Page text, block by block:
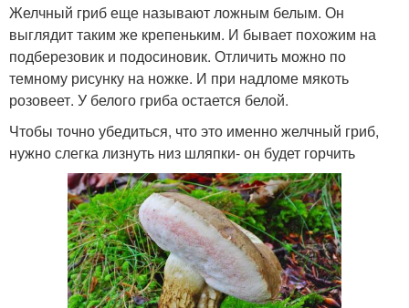
Желчный гриб еще называют ложным белым. Он
выглядит таким же крепеньким. И бывает похожим на
подберезовик и подосиновик. Отличить можно по
темному рисунку на ножке. И при надломе мякоть
розовеет. У белого гриба остается белой.
Чтобы точно убедиться, что это именно желчный гриб,
нужно слегка лизнуть низ шляпки- он будет горчить